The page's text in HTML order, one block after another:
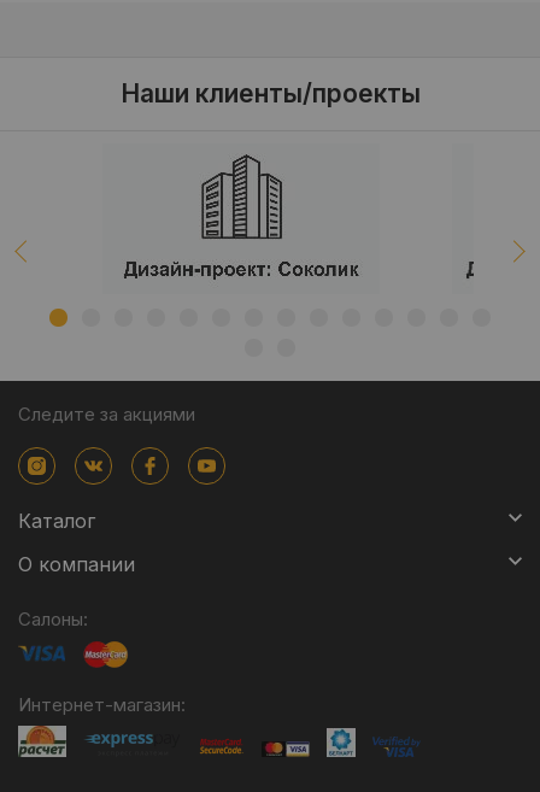
Наши клиенты/проекты
Следите за акциями
Каталог
О компании
Салоны:
Интернет-магазин: